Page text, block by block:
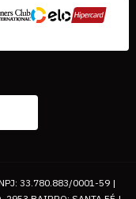
33.780.883/0001-59 |